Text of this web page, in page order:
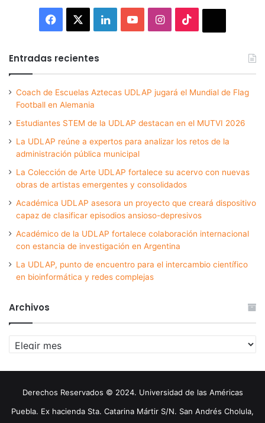
Facebook LinkedInYouTubeInstagram
Entradas recientes
Coach de Escuelas Aztecas UDLAP jugará el Mundial de Flag
Football en Alemania
Estudiantes STEM de la UDLAP destacan en el MUTVI 2026
La UDLAP reúne a expertos para analizar los retos de la
administración pública municipal
La Colección de Arte UDLAP fortalece su acervo con nuevas
obras de artistas emergentes y consolidados
Académica UDLAP asesora un proyecto que creará dispositivo
capaz de clasificar episodios ansioso-depresivos
Académico de la UDLAP fortalece colaboración internacional
con estancia de investigación en Argentina
La UDLAP, punto de encuentro para el intercambio científico
en bioinformática y redes complejas
Archivos
Archivos
Derechos Reservados © 2024. Universidad de las Américas
Puebla. Ex hacienda Sta. Catarina Mártir S/N. San Andrés Cholula,